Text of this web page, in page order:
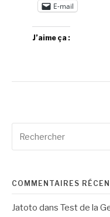
E-mail
J’aime ça :
pour
COMMENTAIRES
Jatoto dans Test de la